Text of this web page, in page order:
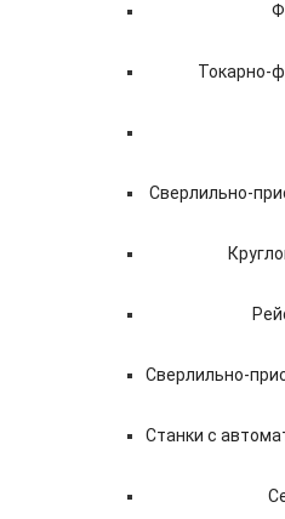
Токарно-
Сверлильно-
Сверлильно-
Станки с